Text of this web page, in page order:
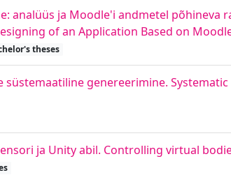
analüüs ja Moodle'i andmetel põhineva
of an Application Based on
theses
genereerimine.
ja Unity abil. Controlling virtual